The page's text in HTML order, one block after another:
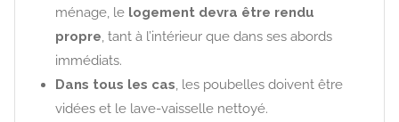
ménage, le logement devra être rendu
propre, tant à l’intérieur que dans ses abords
immédiats.
Dans tous les cas, les poubelles doivent être
vidées et le lave-vaisselle nettoyé.